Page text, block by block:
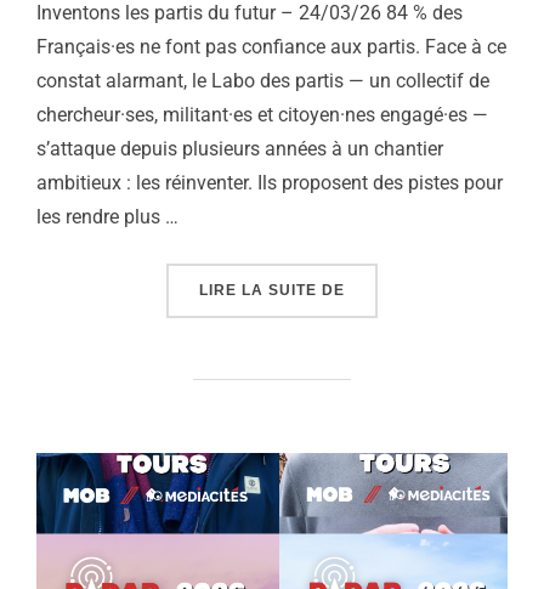
Inventons les partis du futur – 24/03/26 84 % des
Français·es ne font pas confiance aux partis. Face à ce
constat alarmant, le Labo des partis — un collectif de
chercheur·ses, militant·es et citoyen·nes engagé·es —
s’attaque depuis plusieurs années à un chantier
ambitieux : les réinventer. Ils proposent des pistes pour
les rendre plus …
LIRE LA SUITE DE